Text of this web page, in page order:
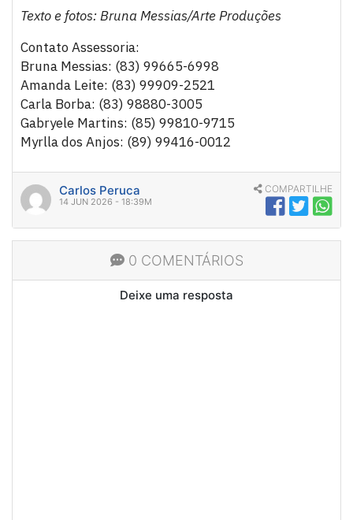
Texto e fotos: Bruna Messias/Arte Produções
Contato Assessoria:
Bruna Messias: (83) 99665-6998
Amanda Leite: (83) 99909-2521
Carla Borba: (83) 98880-3005
Gabryele Martins: (85) 99810-9715
Myrlla dos Anjos: (89) 99416-0012
Carlos Peruca
14 JUN 2026 - 18:39M
COMPARTILHE
0 COMENTÁRIOS
Deixe uma resposta